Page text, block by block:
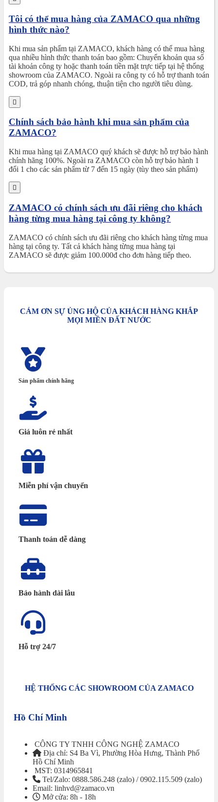
Tôi có thể mua hàng của ZAMACO qua những
hình thức nào?
Khi mua sản phẩm tại ZAMACO, khách hàng có thể mua hàng
qua nhiều hình thức thanh toán bao gồm: Chuyển khoản qua số
tài khoản công ty hoặc thanh toán tiền mặt trực tiếp tại hệ thống
showroom của ZAMACO. Ngoài ra công ty có hỗ trợ thanh toán
COD, trả góp nhanh chóng, thuận tiện cho người tiêu dùng.
Chính sách bảo hành khi mua sản phẩm của
ZAMACO?
Khi mua hàng tại ZAMACO quý khách sẽ được hỗ trợ bảo hành
chính hãng 100%. Ngoài ra ZAMACO còn hỗ trợ bảo hành 1
đổi 1 cho các sản phẩm từ 7 đến 15 ngày (tùy theo sản phẩm)
ZAMACO có chính sách ưu đãi riêng cho khách
hàng từng mua hàng tại công ty không?
ZAMACO có chính sách ưu đãi riêng cho khách hàng từng mua
hàng tại công ty. Tất cả khách hàng từng mua hàng tại
ZAMACO sẽ được giảm 100.000đ cho đơn hàng tiếp theo.
CÁM ƠN SỰ ỦNG HỘ CỦA KHÁCH HÀNG KHẮP
MỌI MIỀN ĐẤT NƯỚC
Sản phẩm chính hãng
Giá luôn rẻ nhất
Miễn phí vận chuyển
Thanh toán dễ dàng
Bảo hành dài lâu
Hỗ trợ 24/7
HỆ THỐNG CÁC SHOWROOM CỦA ZAMACO
Hồ Chí Minh
CÔNG TY TNHH CÔNG NGHỆ ZAMACO
Địa chỉ: S4 Ba Vì, Phường Hòa Hưng, Thành Phố
Hồ Chí Minh
MST: 0314965841
Tel/Zalo: 0888.586.248 (zalo) / 0902.115.509 (zalo)
Email: linhvd@zamaco.vn
Mở cửa: 8h - 18h